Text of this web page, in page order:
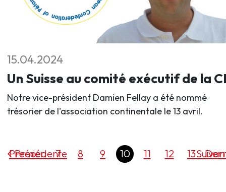
15.04.2024
Un Suisse au comité exécutif de la
Notre vice-président Damien Fellay a été nommé
trésorier de l'association continentale le 13 avril.
Précédente
Premier 7 8 9 10 11 12 13